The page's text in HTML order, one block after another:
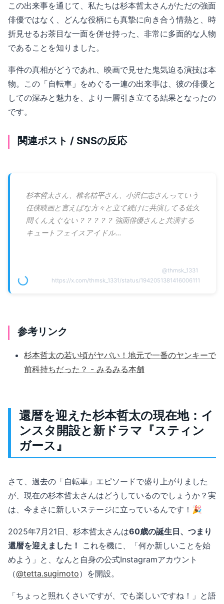
この出来事を通じて、私たちは杉本哲太さんがただの強面
俳優ではなく、どんな役柄にも真摯に向き合う情熱と、時
折見せるお茶目な一面を併せ持った、非常に多面的な人物
であることを知りました。
事件の真相がどうであれ、映画で見せた鬼気迫る演技は本
物。この「自転車」をめぐる一連の出来事は、彼の俳優と
しての深みと魅力を、より一層引き立てる結果となったの
です。
関連ポスト / SNSの反応
杉本哲太さん、椎名桔平さん、小沢仁志さんっていう
任侠映画と言えばな方々と立て続けに共演してる佐久
間くんえぐない？？？？？ 強面俳優さんと共演する
キュートフェイスアイドル…
@thmsk_1331
https://x.com/thmsk_1331/status/1942051381416006111
参考リンク
杉本哲太の若い頃がヤバい！地元で一番のヤンキーで
前科持ちだった？ - みるみる本舗
還暦を迎えた杉本哲太の現在地：イ
ンスタ開設と新ドラマ『スティン
ガース』
さて、過去の「自転車」エピソードで盛り上がりました
が、現在の杉本哲太さんはどうしているのでしょうか？実
は、今まさに新しいステージに立っているんです！🎉
2025年7月21日、杉本哲太さんは60歳の誕生日、つまり
還暦を迎えました！
これを機に、「何か新しいことを始
めよう」と、なんと自身の公式Instagramアカウント
（@tetta.sugimoto）を開設。
「ちょっと照れくさいですが、でも楽しいですね！」と語